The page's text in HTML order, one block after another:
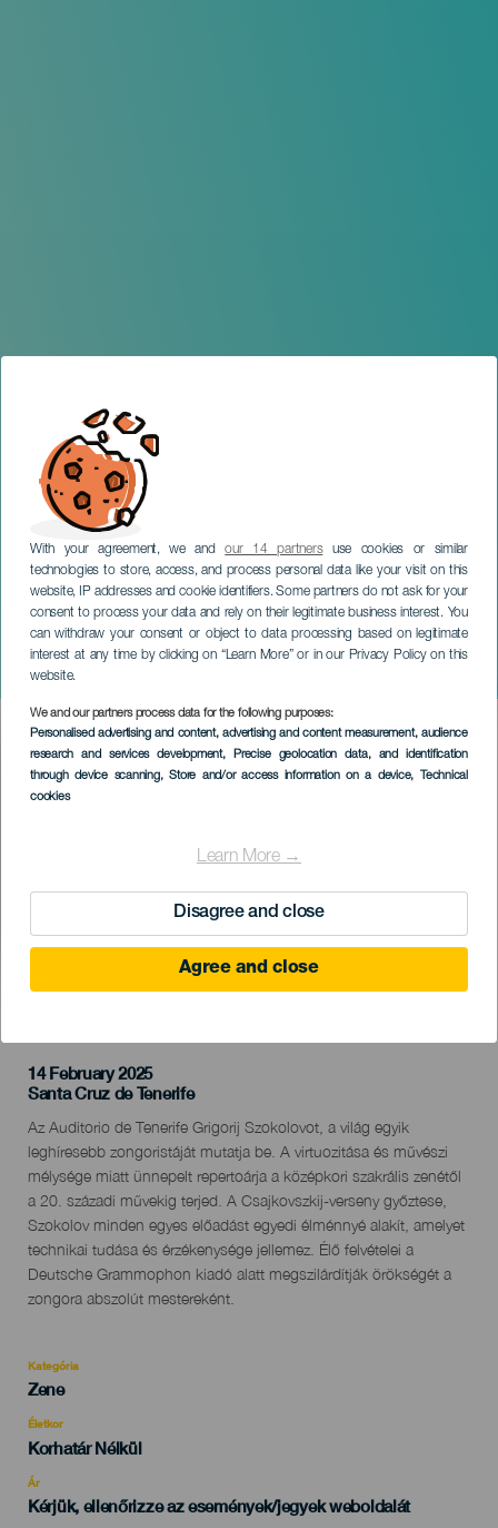
With your agreement, we andour 14 partnersuse cookies or similar
technologies to store, access, and process personal data like your visit on this
website, IP addresses and cookie identifiers. Some partners do not ask for your
consent to process your data and rely on their legitimate business interest. You
can withdraw your consent or object to data processing based on legitimate
interest at any time by clicking on “Learn More” or in our Privacy Policy on this
website.
We and our partners process data for the following purposes:
Personalised advertising and content, advertising and content measurement, audience
research and services development, Precise geolocation data, and identification
through device scanning, Store and/or access information on a device, Technical
cookies
Learn More →
Disagree and close
Agree and close
Grigorij Szokolov koncerten
TENERIFE
Imagen
Listado
14 February 2025
Localidad
Santa Cruz de Tenerife
Descripción
del
evento
Az Auditorio de Tenerife Grigorij Szokolovot, a világ egyik
leghíresebb zongoristáját mutatja be. A virtuozitása és művészi
mélysége miatt ünnepelt repertoárja a középkori szakrális zenétől
a 20. századi művekig terjed. A Csajkovszkij-verseny győztese,
Szokolov minden egyes előadást egyedi élménnyé alakít, amelyet
technikai tudása és érzékenysége jellemez. Élő felvételei a
Deutsche Grammophon kiadó alatt megszilárdítják örökségét a
zongora abszolút mestereként.
Kategória
Categoría
evento
Zene
Életkor
Edad
Korhatár Nélkül
Ár
Kérjük, ellenőrizze az események/jegyek weboldalát